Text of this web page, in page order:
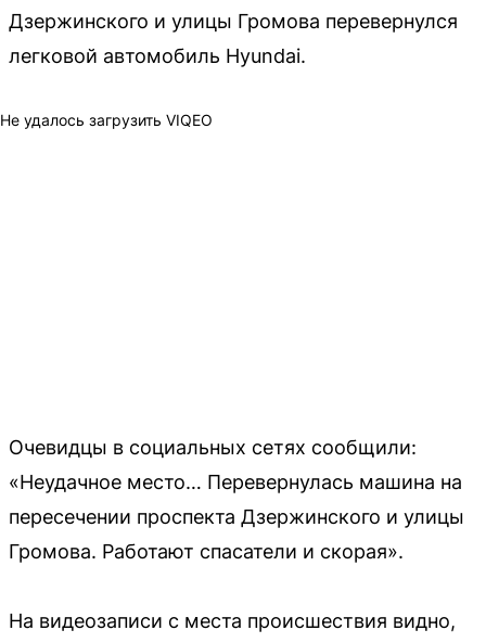
Дзержинского и улицы Громова перевернулся
легковой автомобиль Hyundai.
Не удалось загрузить VIQEO
Очевидцы в социальных сетях сообщили:
«Неудачное место… Перевернулась машина на
пересечении проспекта Дзержинского и улицы
Громова. Работают спасатели и скорая».
На видеозаписи с места происшествия видно,